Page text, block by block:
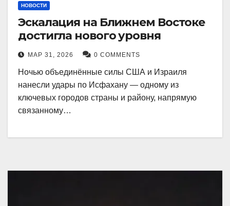
НОВОСТИ
Эскалация на Ближнем Востоке
достигла нового уровня
МАР 31, 2026 0 COMMENTS
Ночью объединённые силы США и Израиля
нанесли удары по Исфахану — одному из
ключевых городов страны и району, напрямую
связанному…